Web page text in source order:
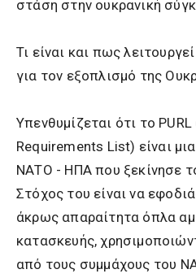
στάση στην ουκρανική
Τι είναι και πως
για τον εξοπλισμό της
Υπενθυμίζεται ότι το
Requirements List) είναι
ΝΑΤΟ - ΗΠΑ που ξεκίνησε
Στόχος του είναι να
άκρως απαραίτητα όπλα
κατασκευής,
από τους συμμάχους του